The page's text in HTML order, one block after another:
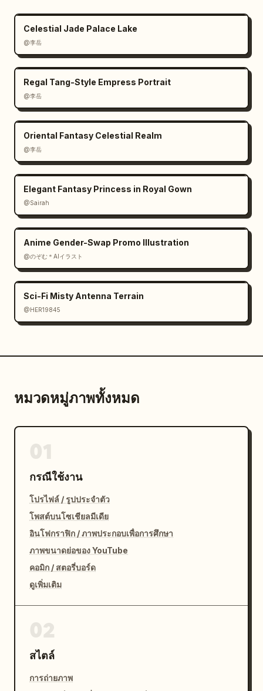
Celestial Jade Palace Lake
@李岳
Regal Tang-Style Empress Portrait
@李岳
Oriental Fantasy Celestial Realm
@李岳
Elegant Fantasy Princess in Royal Gown
@Sairah
Anime Gender-Swap Promo Illustration
@のぞむ＊AIイラスト
Sci-Fi Misty Antenna Terrain
@HER19845
หมวดหมู่ภาพทั้งหมด
กรณีใช้งาน
โปรไฟล์ / รูปประจำตัว
โพสต์บนโซเชียลมีเดีย
อินโฟกราฟิก / ภาพประกอบเพื่อการศึกษา
ภาพขนาดย่อของ YouTube
คอมิก / สตอรี่บอร์ด
ดูเพิ่มเติม
สไตล์
การถ่ายภาพ